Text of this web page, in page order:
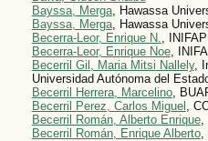
Bayssa, Merga, Hawassa
Bayssa, Merga, Hawassa
Becerra-Leor, Enrique N.,
Becerra-Leor, Enrique Noe,
Becerril Gil, Maria Mitsi Nallely,
Universidad Autónoma del
Becerril Herrera, Marcelino,
Becerril Perez, Carlos Miguel ,
Becerril Román, Alberto Enrique,
Becerril Román, Enrique Alberto,